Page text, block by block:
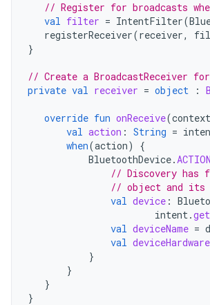
// Register for broadcasts
val filter = IntentFilter(
registerReceiver(receiver,
}
// Create a BroadcastReceiver for
private val receiver = object :
override fun onReceive(context
val action : String =
when(action)
{
BluetoothDevice.
// Discovery has
// object and its
val device :
intent.
val deviceName =
val
}
}
}
}